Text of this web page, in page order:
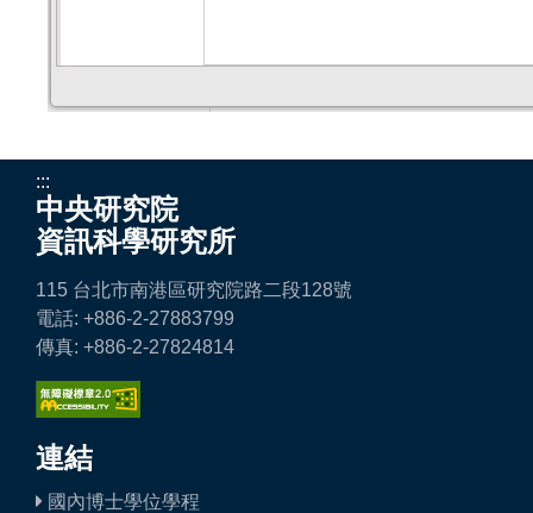
:::
中央研究院
資訊科學研究所
115 台北市南港區研究院路二段128號
電話: +886-2-27883799
傳真: +886-2-27824814
連結
國內博士學位學程